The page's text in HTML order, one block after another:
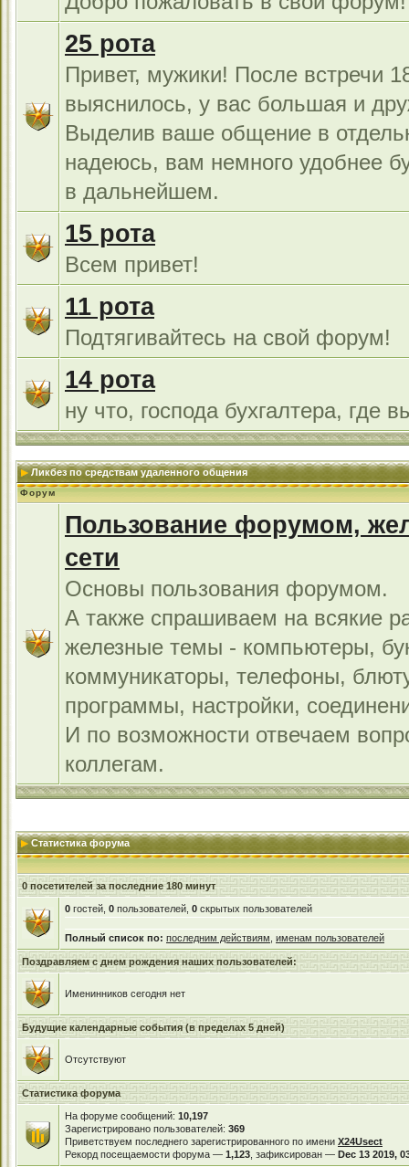
25 рота
Привет, мужики! После встречи
выяснилось, у вас большая и
Выделив ваше общение в
надеюсь, вам немного удобнее
в дальнейшем.
15 рота
Всем привет!
11 рота
Подтягивайтесь на свой форум!
14 рота
ну что, господа бухгалтера, где
Ликбез по средствам удаленного общения
Форум
Пользование форумом,
сети
Основы пользования форумом.
А также спрашиваем на всякие
железные темы - компьютеры,
коммуникаторы, телефоны,
программы, настройки,
И по возможности отвечаем
коллегам.
Статистика форума
0 посетителей за последние 180 минут
0 гостей, 0 пользователей, 0 скрытых пользователей
Полный список по: последним действиям именам пользователей
Поздравляем с днем рождения наших пользователей:
Именинников сегодня нет
Будущие календарные события (в пределах 5 дней)
Отсутствуют
Статистика форума
На форуме сообщений: 10,197
Зарегистрировано пользователей: 369
Приветствуем последнего зарегистрированного по имени X24Usect
Рекорд посещаемости форума — 1,123 , зафиксирован — Dec 13 2019,